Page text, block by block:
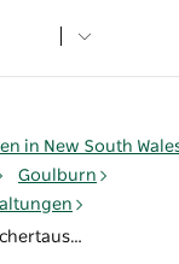
in New South
Goulburn
Marulanischer Büchertausch